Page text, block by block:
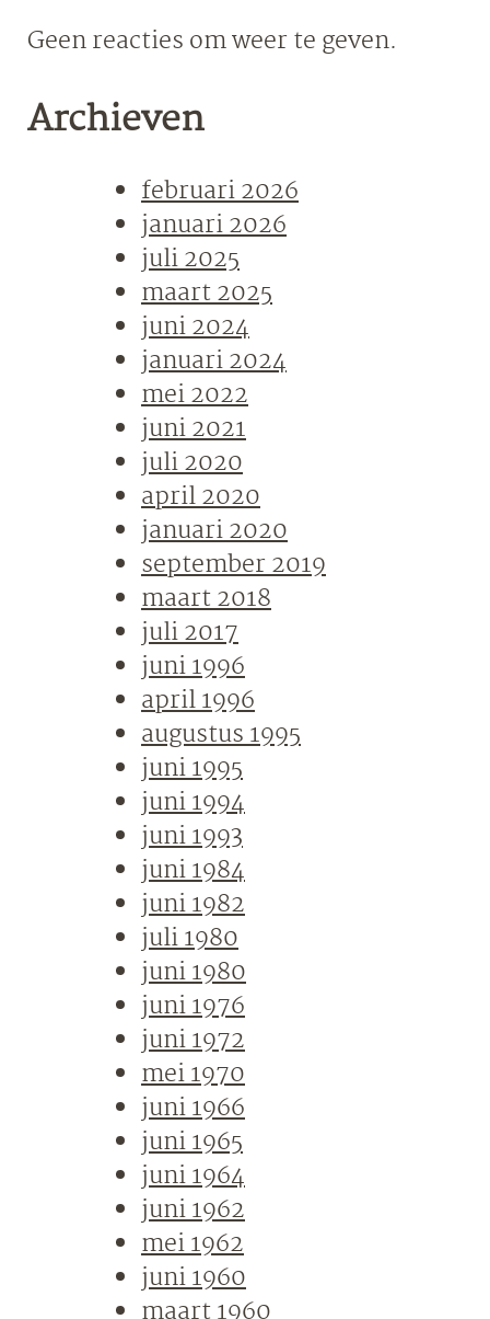
Geen reacties om weer te geven.
Archieven
februari 2026
januari 2026
juli 2025
maart 2025
juni 2024
januari 2024
mei 2022
juni 2021
juli 2020
april 2020
januari 2020
september 2019
maart 2018
juli 2017
juni 1996
april 1996
augustus 1995
juni 1995
juni 1994
juni 1993
juni 1984
juni 1982
juli 1980
juni 1980
juni 1976
juni 1972
mei 1970
juni 1966
juni 1965
juni 1964
juni 1962
mei 1962
juni 1960